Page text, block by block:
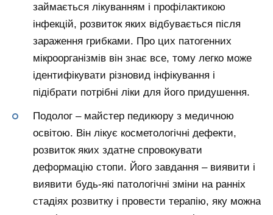
займається лікуванням і профілактикою
інфекцій, розвиток яких відбувається після
зараження грибками. Про цих патогенних
мікроорганізмів він знає все, тому легко може
ідентифікувати різновид інфікування і
підібрати потрібні ліки для його придушення.
Подолог – майстер педикюру з медичною
освітою. Він лікує косметологічні дефекти,
розвиток яких здатне спровокувати
деформацію стопи. Його завдання – виявити і
виявити будь-які патологічні зміни на ранніх
стадіях розвитку і провести терапію, яку можна